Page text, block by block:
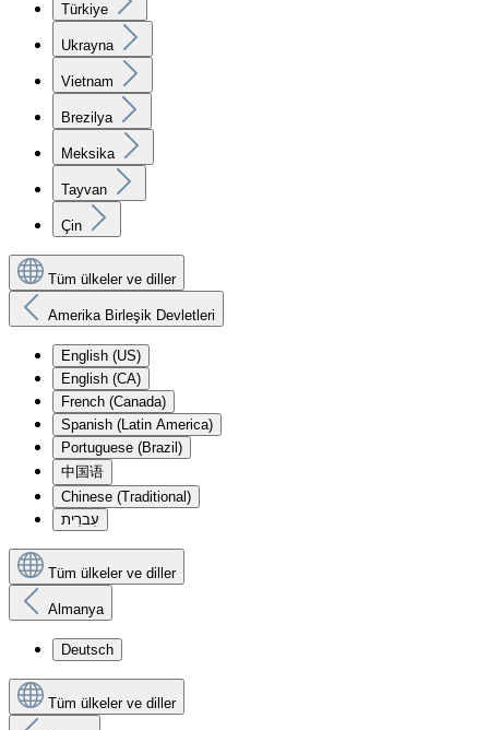
Türkiye
Ukrayna
Vietnam
Brezilya
Meksika
Tayvan
Çin
Tüm ülkeler ve diller
Amerika Birleşik Devletleri
English (US)
English (CA)
French (Canada)
Spanish (Latin America)
Portuguese (Brazil)
中国语
Chinese (Traditional)
עִברִית
Tüm ülkeler ve diller
Almanya
Deutsch
Tüm ülkeler ve diller